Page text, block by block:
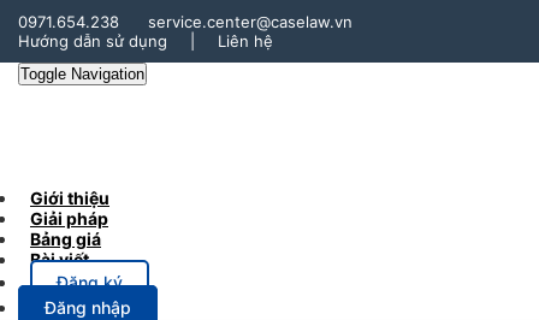
0971.654.238
service.center@caselaw.vn
Hướng dẫn sử dụng
Liên hệ
Toggle Navigation
Giới thiệu
Giải pháp
Bảng giá
Bài viết
Đăng ký
Đăng nhập